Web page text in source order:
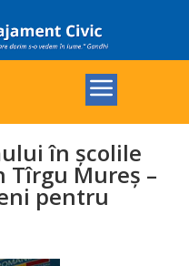
în şcolile
Mureş –
pentru